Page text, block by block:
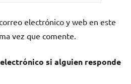
electrónico y web en este
vez que comente.
si alguien responde